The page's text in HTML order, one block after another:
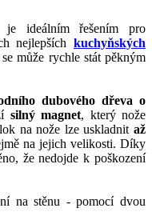
je ideálním řešením pro
nejlepších kuchyňských
může rychle stát pěkným
dubového dřeva o
silný magnet, který nože
na nože lze uskladnit až
na jejich velikosti. Díky
že nedojde k poškození
na stěnu - pomocí dvou